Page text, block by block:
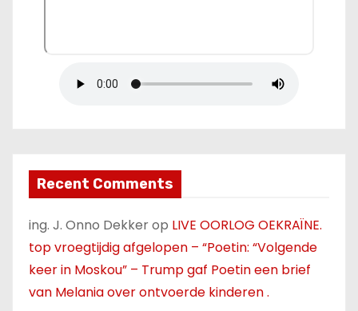
Recent Comments
ing. J. Onno Dekkerop LIVE OORLOG OEKRAÏNE.
top vroegtijdig afgelopen – “Poetin: “Volgende
keer in Moskou” – Trump gaf Poetin een brief
van Melania over ontvoerde kinderen .